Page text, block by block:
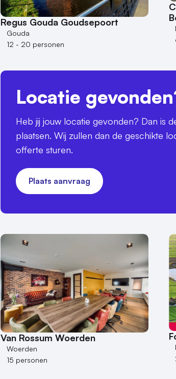
Regus Gouda Goudsepoort
Gouda
12 - 20 personen
Locatie
Heb jij jouw locatie gevonden? Dan is
plaatsen. Wij zullen dan de geschikte
offerte sturen.
Plaats aanvraag
Van Rossum Woerden
Woerden
15 personen